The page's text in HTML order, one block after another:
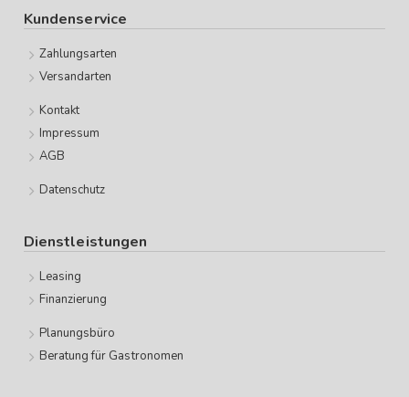
Kundenservice
Zahlungsarten
Versandarten
Kontakt
Impressum
AGB
Datenschutz
Dienstleistungen
Leasing
Finanzierung
Planungsbüro
Beratung für Gastronomen